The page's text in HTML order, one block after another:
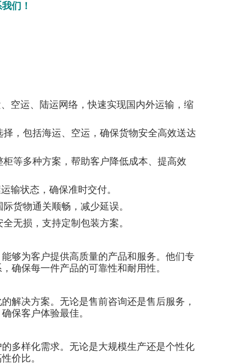
们！
空运、陆运网络，快速实现国内外运输，缩
，包括海运、空运，确保货物安全高效送达
等多种方案，帮助客户降低成本、提高效
输状态，确保准时交付。
货物通关顺畅，减少延误。
无损，支持定制包装方案。
够为客户提供高质量的产品和服务。他们专
确保每一件产品的可靠性和耐用性。
解决方案。无论是售前咨询还是售后服务，
保客户体验最佳。
多样化需求。无论是大规模生产还是个性化
价比。